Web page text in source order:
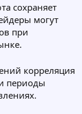
сохраняет
могут
при
корреляция
периоды